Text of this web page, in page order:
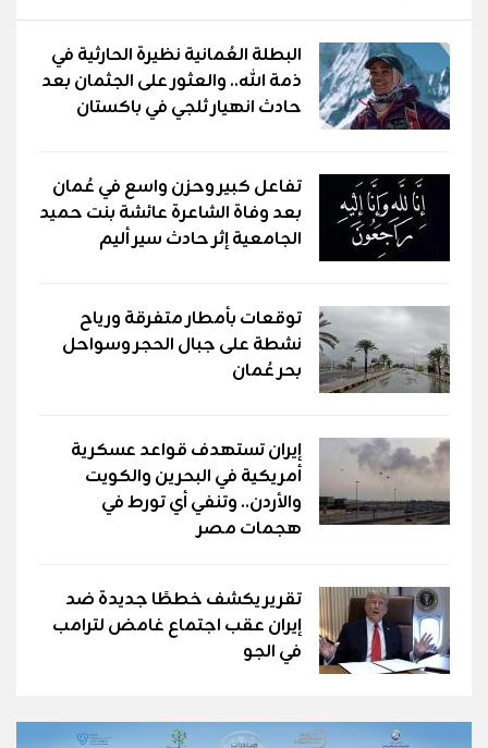
البطلة العُمانية نظيرة الحارثية في
ذمة الله.. والعثور على الجثمان بعد
حادث انهيار ثلجي في باكستان
تفاعل كبير وحزن واسع في عُمان
بعد وفاة الشاعرة عائشة بنت حميد
الجامعية إثر حادث سير أليم
توقعات بأمطار متفرقة ورياح
نشطة على جبال الحجر وسواحل
بحر عُمان
إيران تستهدف قواعد عسكرية
أمريكية في البحرين والكويت
والأردن.. وتنفي أي تورط في
هجمات مصر
تقرير يكشف خططًا جديدة ضد
إيران عقب اجتماع غامض لترامب
في الجو